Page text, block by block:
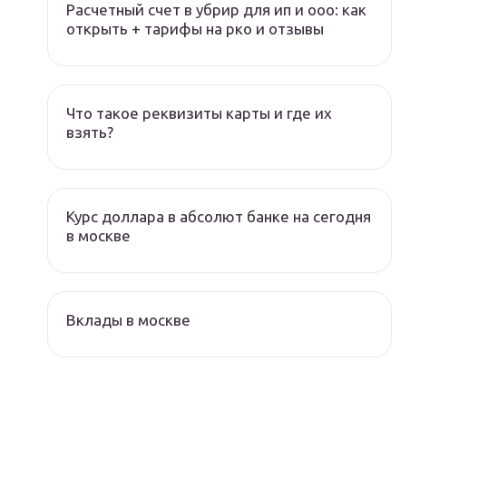
Расчетный счет в убрир для ип и ооо: как
открыть + тарифы на рко и отзывы
Что такое реквизиты карты и где их
взять?
Курс доллара в абсолют банке на сегодня
в москве
Вклады в москве